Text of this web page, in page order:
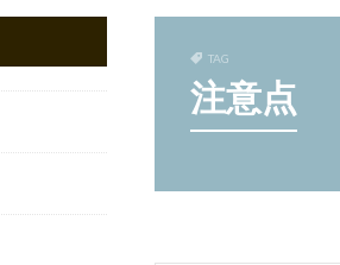
TAG
注意点